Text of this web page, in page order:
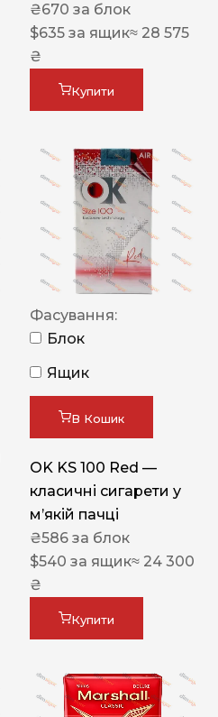
₴670 за блок
$635 за ящик≈ 28 575
₴
Купити
Фасування:
Блок
Ящик
В Кошик
OK KS 100 Red —
класичні сигарети у
м’якій пачці
₴586 за блок
$540 за ящик≈ 24 300
₴
Купити